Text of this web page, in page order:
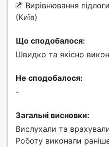
Вирівнювання
(Київ)
Що сподобалося:
Швидко та якісно
Не сподобалося:
-
Загальні висновки:
Вислухали та
Роботу виконали